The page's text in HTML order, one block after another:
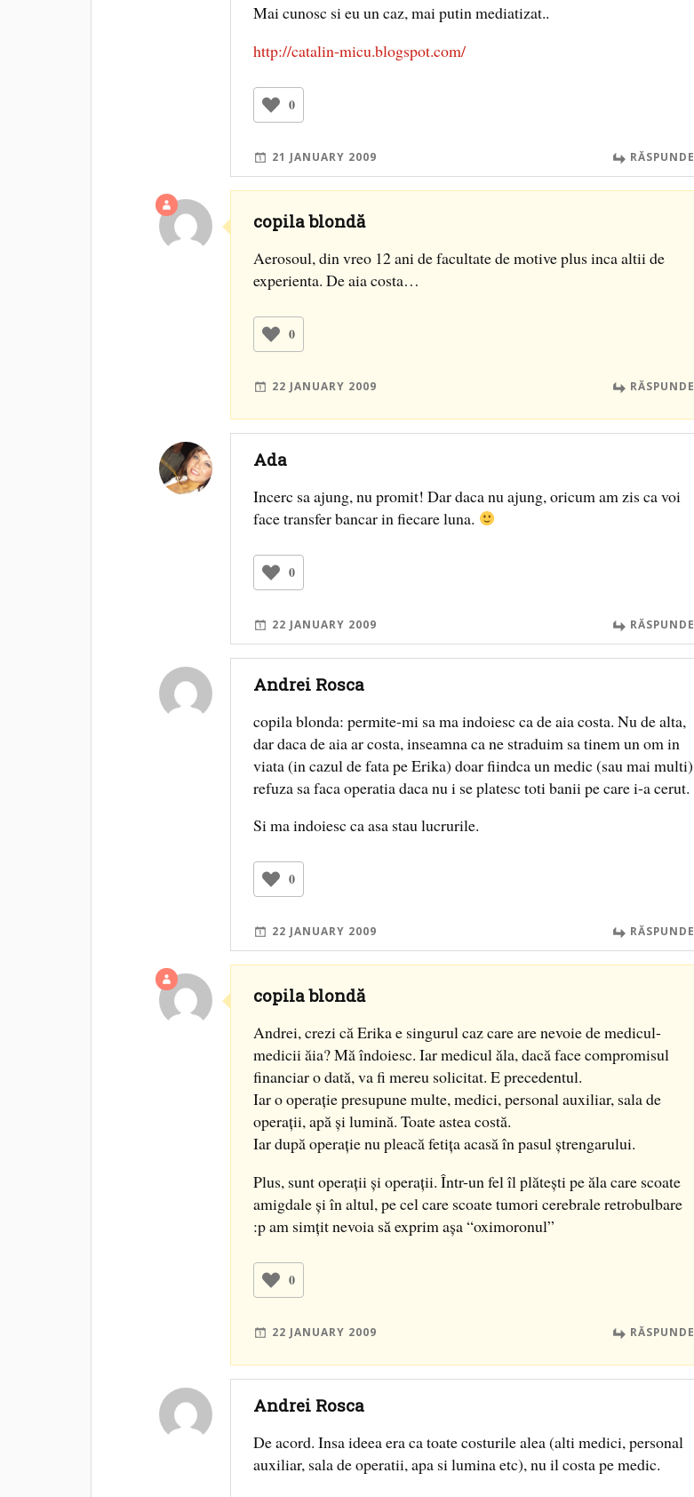
Mai cunosc si eu un caz, mai putin mediatizat..
http://catalin-micu.blogspot.com/
0
21 JANUARY 2009 RĂSPUNDE
copila blondă
Aerosoul, din vreo 12 ani de facultate de motive plus inca altii de
experienta. De aia costa…
0
22 JANUARY 2009 RĂSPUNDE
Ada
Incerc sa ajung, nu promit! Dar daca nu ajung, oricum am zis ca voi
face transfer bancar in fiecare luna.
0
22 JANUARY 2009 RĂSPUNDE
Andrei Rosca
copila blonda: permite-mi sa ma indoiesc ca de aia costa. Nu de alta,
dar daca de aia ar costa, inseamna ca ne straduim sa tinem un om in
viata (in cazul de fata pe Erika) doar fiindca un medic (sau mai multi)
refuza sa faca operatia daca nu i se platesc toti banii pe care i-a cerut.
Si ma indoiesc ca asa stau lucrurile.
0
22 JANUARY 2009 RĂSPUNDE
copila blondă
Andrei, crezi că Erika e singurul caz care are nevoie de medicul-
medicii ăia? Mă îndoiesc. Iar medicul ăla, dacă face compromisul
financiar o dată, va fi mereu solicitat. E precedentul.
Iar o operaţie presupune multe, medici, personal auxiliar, sala de
operaţii, apă şi lumină. Toate astea costă.
Iar după operaţie nu pleacă fetiţa acasă în pasul ştrengarului.
Plus, sunt operaţii şi operaţii. Într-un fel îl plăteşti pe ăla care scoate
amigdale şi în altul, pe cel care scoate tumori cerebrale retrobulbare
:p am simţit nevoia să exprim aşa “oximoronul”
0
22 JANUARY 2009 RĂSPUNDE
Andrei Rosca
De acord. Insa ideea era ca toate costurile alea (alti medici, personal
auxiliar, sala de operatii, apa si lumina etc), nu il costa pe medic.